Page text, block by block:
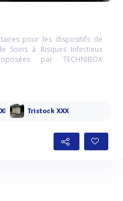
pour les dispositifs de
Soins à Risques Infectieux
par TECHNIBOX
Tristock XXX